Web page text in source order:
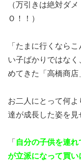
（万引きは絶対ダ
Ｏ！！）
「たまに行くなら
い子ばかりではな
めてきた「高橋商店
お二人にとって何
達が成長した姿を見
「 自分の子供を連
が立派になって買